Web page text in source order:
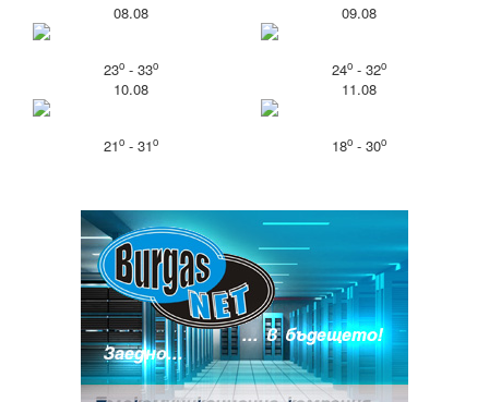
08.08
23o- 33o
09.08
24o- 32o
10.08
21o- 31o
11.08
18o- 30o